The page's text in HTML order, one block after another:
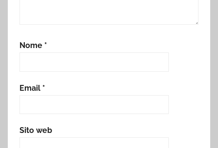
Nome *
Email *
Sito web